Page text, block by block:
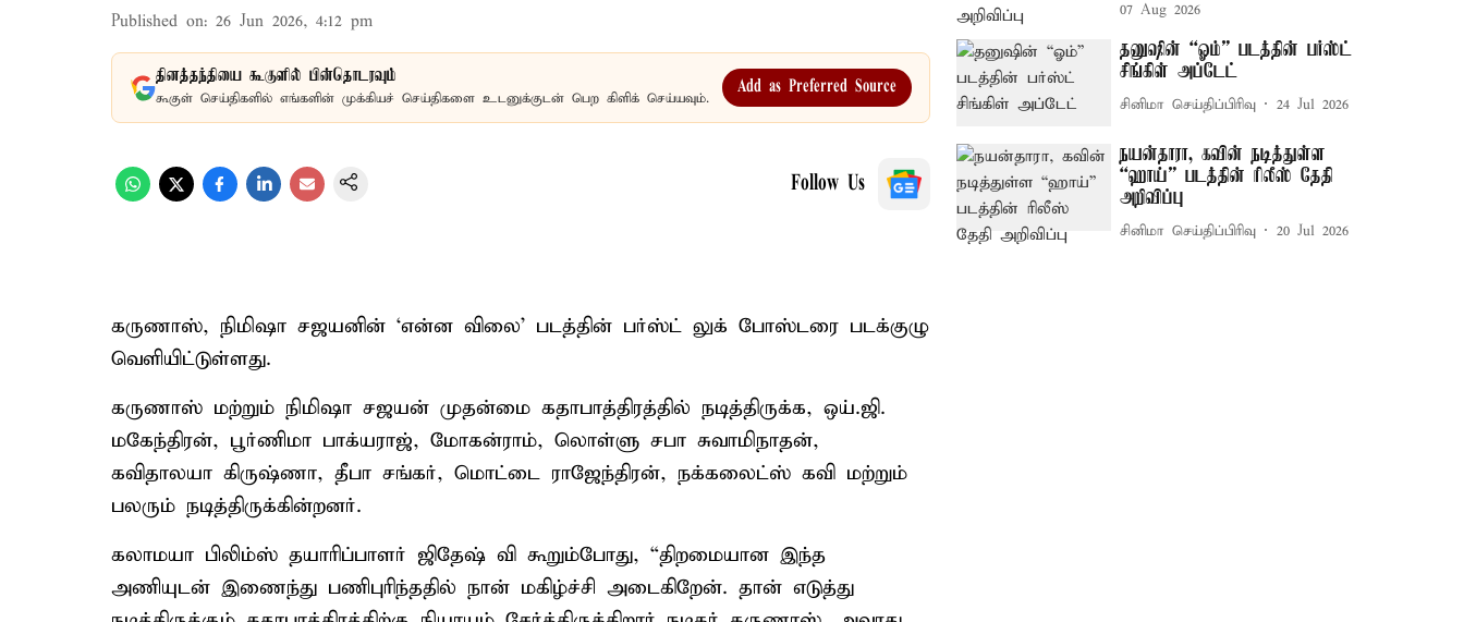
Published on: 26 Jun 2026, 4:12 pm
தினத்தந்தியை கூகுளில் பின்தொடரவும்
கூகுள் செய்திகளில் எங்களின் முக்கியச் செய்திகளை உடனுக்குடன் பெற கிளிக் செய்யவும்.
Add as Preferred Source
Follow Us
கருணாஸ், நிமிஷா சஜயனின் ‘என்ன விலை’ படத்தின் பர்ஸ்ட் லுக் போஸ்டரை படக்குழு
வெளியிட்டுள்ளது.
கருணாஸ் மற்றும் நிமிஷா சஜயன் முதன்மை கதாபாத்திரத்தில் நடித்திருக்க, ஒய்.ஜி.
மகேந்திரன், பூர்ணிமா பாக்யராஜ், மோகன்ராம், லொள்ளு சபா சுவாமிநாதன்,
கவிதாலயா கிருஷ்ணா, தீபா சங்கர், மொட்டை ராஜேந்திரன், நக்கலைட்ஸ் கவி மற்றும்
பலரும் நடித்திருக்கின்றனர்.
கலாமயா பிலிம்ஸ் தயாரிப்பாளர் ஜிதேஷ் வி கூறும்போது, “திறமையான இந்த
அணியுடன் இணைந்து பணிபுரிந்ததில் நான் மகிழ்ச்சி அடைகிறேன். தான் எடுத்து
07 Aug 2026
தனுஷின் “ஓம்” படத்தின் பர்ஸ்ட்
சிங்கிள் அப்டேட்
சினிமா செய்திப்பிரிவு 24 Jul 2026
நயன்தாரா, கவின் நடித்துள்ள
“ஹாய்” படத்தின் ரிலீஸ் தேதி
அறிவிப்பு
சினிமா செய்திப்பிரிவு 20 Jul 2026